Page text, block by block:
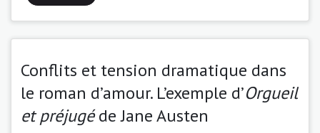
Conflits et tension dramatique dans
le roman d’amour. L’exemple d’Orgueil
et préjugéde Jane Austen